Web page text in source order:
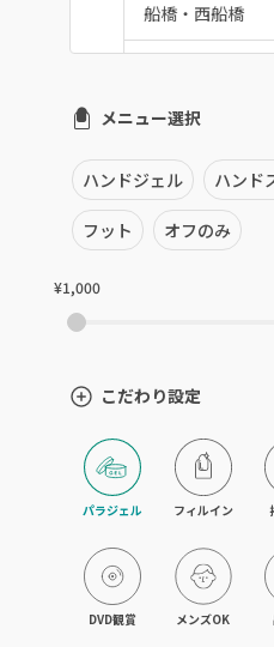
船橋・西船橋
市川・本八幡・下
津田沼・京成津
北習志野・習志野
四街道・都賀
木更津・君津
八幡宿・五井・
成田・佐倉・ユ
銚子・旭
メニュー選択
ハンドジェル ハンド
フット オフのみ
¥1,000
こだわり設定
パラジェル フィルイン
DVD観賞 メンズOK